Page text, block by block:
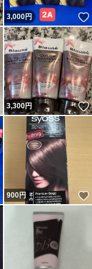
いいね！
3,000円
いいね！
3,300円
いいね！
900円